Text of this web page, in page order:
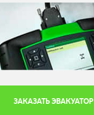
ЗАКАЗАТЬ ЭВАКУАТОР